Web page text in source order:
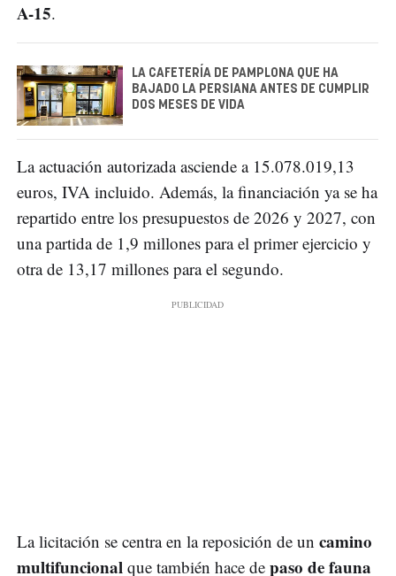
A-15.
LA CAFETERÍA DE PAMPLONA QUE HA
BAJADO LA PERSIANA ANTES DE CUMPLIR
DOS MESES DE VIDA
La actuación autorizada asciende a 15.078.019,13
euros, IVA incluido. Además, la financiación ya se ha
repartido entre los presupuestos de 2026 y 2027, con
una partida de 1,9 millones para el primer ejercicio y
otra de 13,17 millones para el segundo.
La licitación se centra en la reposición de un camino
multifuncional que también hace de paso de fauna